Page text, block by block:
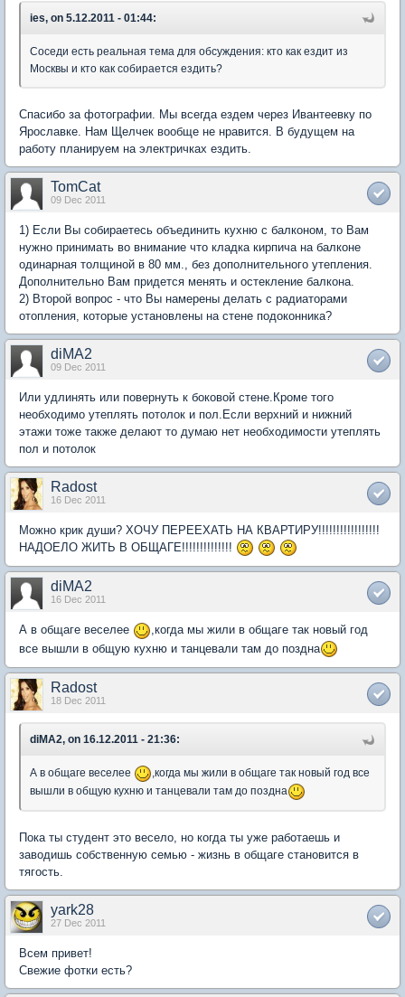
ies, on 5.12.2011 - 01:44:
Соседи есть реальная тема для обсуждения: кто как ездит из
Москвы и кто как собирается ездить?
Спасибо за фотографии. Мы всегда ездем через Ивантеевку по
Ярославке. Нам Щелчек вообще не нравится. В будущем на
работу планируем на электричках ездить.
TomCat
09 Dec 2011
1) Если Вы собираетесь объединить кухню с балконом, то Вам
нужно принимать во внимание что кладка кирпича на балконе
одинарная толщиной в 80 мм., без дополнительного утепления.
Дополнительно Вам придется менять и остекление балкона.
2) Второй вопрос - что Вы намерены делать с радиаторами
отопления, которые установлены на стене подоконника?
diMA2
09 Dec 2011
Или удлинять или повернуть к боковой стене.Кроме того
необходимо утеплять потолок и пол.Если верхний и нижний
этажи тоже также делают то думаю нет необходимости утеплять
пол и потолок
Radost
16 Dec 2011
Можно крик души? ХОЧУ ПЕРЕЕХАТЬ НА КВАРТИРУ!!!!!!!!!!!!!!!!!
НАДОЕЛО ЖИТЬ В ОБЩАГЕ!!!!!!!!!!!!!!
diMA2
16 Dec 2011
А в общаге веселее
,когда мы жили в общаге так новый год
все вышли в общую кухню и танцевали там до поздна
Radost
18 Dec 2011
diMA2, on 16.12.2011 - 21:36:
А в общаге веселее
,когда мы жили в общаге так новый год все
вышли в общую кухню и танцевали там до поздна
Пока ты студент это весело, но когда ты уже работаешь и
заводишь собственную семью - жизнь в общаге становится в
тягость.
yark28
27 Dec 2011
Всем привет!
Свежие фотки есть?